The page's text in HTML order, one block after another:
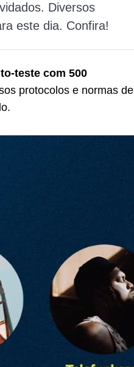
Diversos
este dia. Confira!
teste com 500
protocolos e normas de